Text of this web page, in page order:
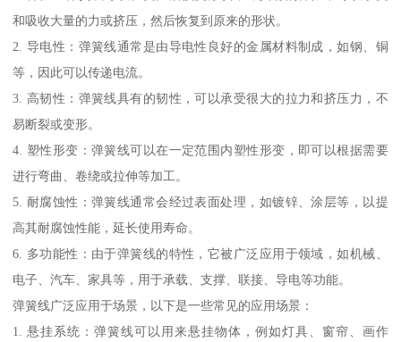
和吸收大量的力或挤压，然后恢复到原来的形状。
2. 导电性：弹簧线通常是由导电性良好的金属材料制成，如钢、铜
等，因此可以传递电流。
3. 高韧性：弹簧线具有的韧性，可以承受很大的拉力和挤压力，不
易断裂或变形。
4. 塑性形变：弹簧线可以在一定范围内塑性形变，即可以根据需要
进行弯曲、卷绕或拉伸等加工。
5. 耐腐蚀性：弹簧线通常会经过表面处理，如镀锌、涂层等，以提
高其耐腐蚀性能，延长使用寿命。
6. 多功能性：由于弹簧线的特性，它被广泛应用于领域，如机械、
电子、汽车、家具等，用于承载、支撑、联接、导电等功能。
弹簧线广泛应用于场景，以下是一些常见的应用场景：
1. 悬挂系统：弹簧线可以用来悬挂物体，例如灯具、窗帘、画作